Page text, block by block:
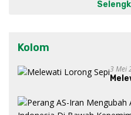
Kolom
3 Mei